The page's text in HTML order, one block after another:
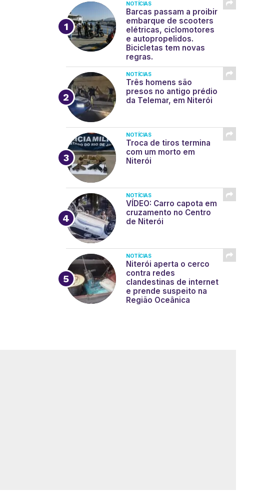
NOTÍCIAS
Barcas passam a proibir
embarque de scooters
elétricas, ciclomotores
e autopropelidos.
Bicicletas tem novas
regras.
NOTÍCIAS
Três homens são
presos no antigo prédio
da Telemar, em Niterói
NOTÍCIAS
Troca de tiros termina
com um morto em
Niterói
NOTÍCIAS
VÍDEO: Carro capota em
cruzamento no Centro
de Niterói
NOTÍCIAS
Niterói aperta o cerco
contra redes
clandestinas de internet
e prende suspeito na
Região Oceânica